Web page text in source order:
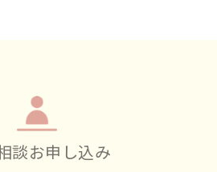
談お申し込み